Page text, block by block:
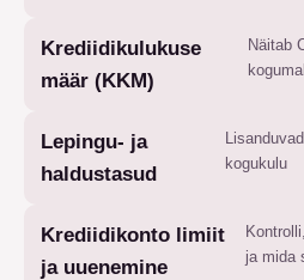
Krediidikulukuse
määr (KKM)
Näitab
Lepingu- ja
haldustasud
kogukulu
Krediidikonto limiit
ja uuenemine
ja mida